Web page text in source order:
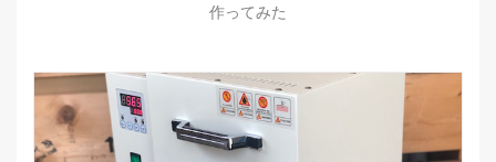
作ってみた